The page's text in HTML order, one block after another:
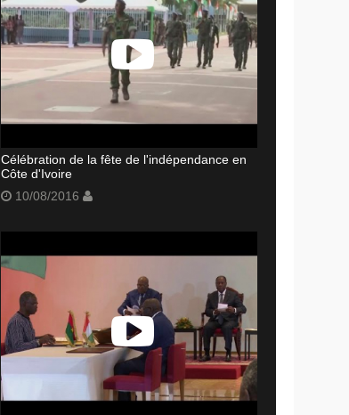
Célébration de la fête de l'indépendance en
Côte d'Ivoire
10/08/2016